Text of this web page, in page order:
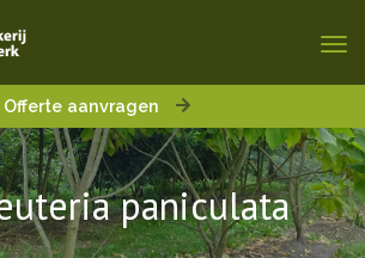
Offerte aanvragen
paniculata